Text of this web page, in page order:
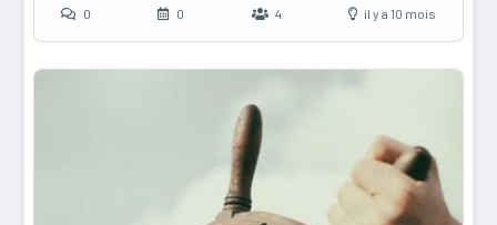
0 0 4 il y a 10 mois